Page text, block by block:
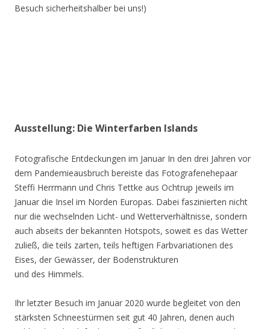
Besuch sicherheitshalber bei uns!)
Ausstellung: Die Winterfarben Islands
Fotografische Entdeckungen im Januar In den drei Jahren vor
dem Pandemieausbruch bereiste das Fotografenehepaar
Steffi Herrmann und Chris Tettke aus Ochtrup jeweils im
Januar die Insel im Norden Europas. Dabei faszinierten nicht
nur die wechselnden Licht- und Wetterverhältnisse, sondern
auch abseits der bekannten Hotspots, soweit es das Wetter
zuließ, die teils zarten, teils heftigen Farbvariationen des
Eises, der Gewässer, der Bodenstrukturen
und des Himmels.
Ihr letzter Besuch im Januar 2020 wurde begleitet von den
stärksten Schneestürmen seit gut 40 Jahren, denen auch